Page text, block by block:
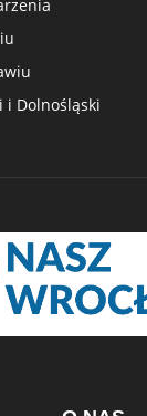
i Dolnośląski